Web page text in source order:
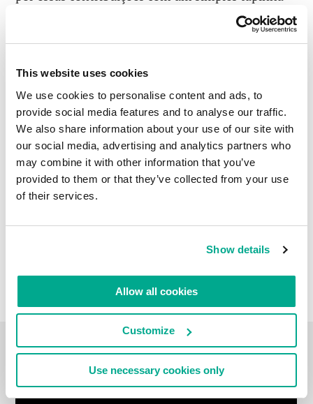
This website uses cookies
We use cookies to personalise content and ads, to
provide social media features and to analyse our traffic.
We also share information about your use of our site with
our social media, advertising and analytics partners who
may combine it with other information that you’ve
provided to them or that they’ve collected from your use
of their services.
Show details
Allow all cookies
Customize
Use necessary cookies only
nas costas … mas falaremos sobre isso mais tarde.
Leia em:Nosso fã-clube chegou à adolescência
LEIA COMENTÁRIOS 0
VLOG DE VIAGENS